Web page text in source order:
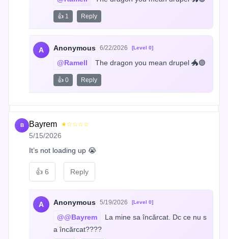
👍 1 Reply
A Anonymous 6/22/2026 [Level 0]
@Ramell The dragon you mean drupel 🐲🟣
👍 0 Reply
B Bayrem ★☆☆☆☆
5/15/2026
It’s not loading up 😭
👍 6 Reply
A Anonymous 5/19/2026 [Level 0]
@@Bayrem
La mine sa încărcat. Dc ce nu s
a încărcat????